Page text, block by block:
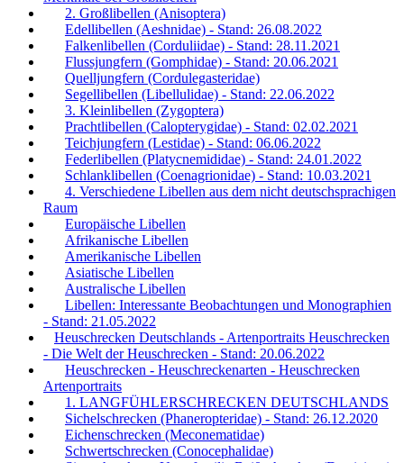
2. Großlibellen (Anisoptera)
Edellibellen (Aeshnidae) - Stand: 26.08.2022
Falkenlibellen (Corduliidae) - Stand: 28.11.2021
Flussjungfern (Gomphidae) - Stand: 20.06.2021
Quelljungfern (Cordulegasteridae)
Segellibellen (Libellulidae) - Stand: 22.06.2022
3. Kleinlibellen (Zygoptera)
Prachtlibellen (Calopterygidae) - Stand: 02.02.2021
Teichjungfern (Lestidae) - Stand: 06.06.2022
Federlibellen (Platycnemididae) - Stand: 24.01.2022
Schlanklibellen (Coenagrionidae) - Stand: 10.03.2021
4. Verschiedene Libellen aus dem nicht deutschsprachigen
Raum
Europäische Libellen
Afrikanische Libellen
Amerikanische Libellen
Asiatische Libellen
Australische Libellen
Libellen: Interessante Beobachtungen und Monographien
- Stand: 21.05.2022
Heuschrecken Deutschlands - Artenportraits Heuschrecken
- Die Welt der Heuschrecken - Stand: 20.06.2022
Heuschrecken - Heuschreckenarten - Heuschrecken
Artenportraits
1. LANGFÜHLERSCHRECKEN DEUTSCHLANDS
Sichelschrecken (Phaneropteridae) - Stand: 26.12.2020
Eichenschrecken (Meconematidae)
Schwertschrecken (Conocephalidae)